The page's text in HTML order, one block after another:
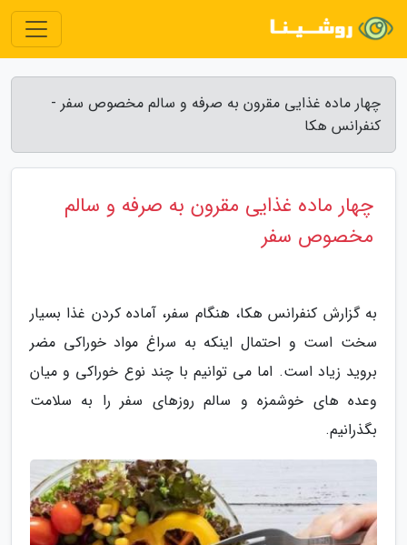
چهار ماده غذایی مقرون به صرفه و سالم مخصوص سفر -
کنفرانس هکا
چهار ماده غذایی مقرون به صرفه و سالم
مخصوص سفر
به گزارش کنفرانس هکا، هنگام سفر، آماده کردن غذا بسیار
سخت است و احتمال اینکه به سراغ مواد خوراکی مضر
بروید زیاد است. اما می توانیم با چند نوع خوراکی و میان
وعده های خوشمزه و سالم روزهای سفر را به سلامت
بگذرانیم.